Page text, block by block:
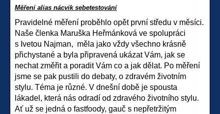
Měření alias nácvik sebetestování
Pravidelné měření proběhlo opět první středu v měsíci.
Naše členka Maruška Heřmánková ve spolupráci
s Ivetou Najman, měla jako vždy všechno krásně
přichystané a byla připravená ukázat Vám, jak se
nechat změřit a poradit Vám co a jak dělat. Po měření
jsme se pak pustili do debaty, o zdravém životním
stylu. Téma je různé. V dnešní době je spousta
lákadel, která nás odradí od zdravého životního stylu.
Ať už se jedná o fastfoody, gauč s nepřetržitým